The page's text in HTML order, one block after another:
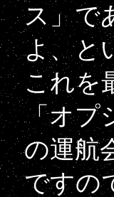
ス」で
よ、と
これを
「オプ
の運航
ですの